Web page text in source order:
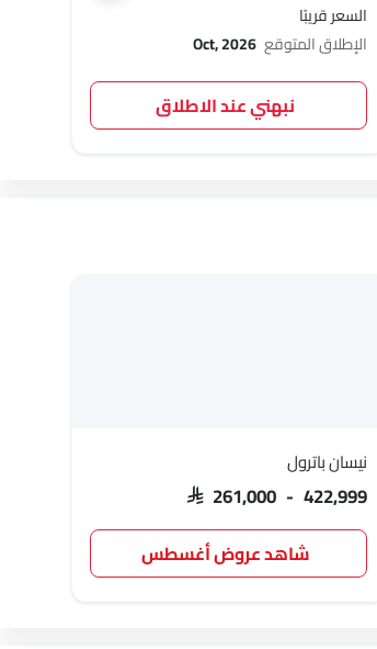
السعر قريبًا
الإطلاق المتوقع Oct, 2026
نبهني عند الاطلاق
نيسان باترول
SAR 261,000 - 422,999
شاهد عروض أغسطس